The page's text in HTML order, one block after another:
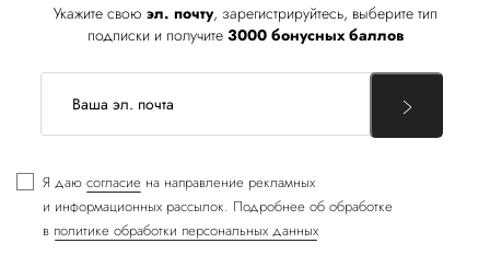
Укажите свою эл. почту, зарегистрируйтесь, выберите тип
подписки и получите 3000 бонусных баллов
Я даю согласие на направление рекламных
и информационных рассылок. Подробнее об обработке
в политике обработки персональных данных